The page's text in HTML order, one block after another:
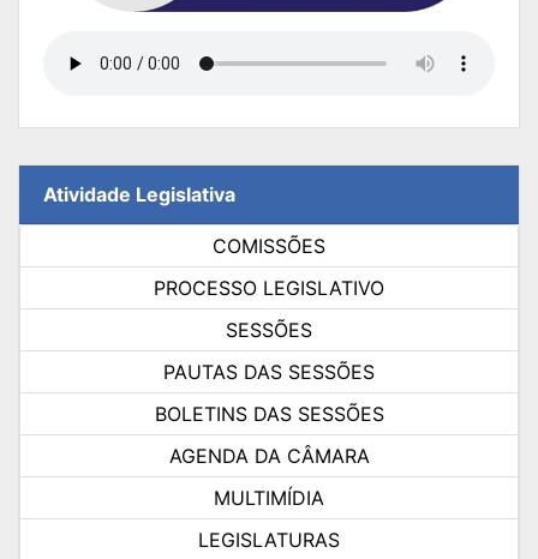
Atividade Legislativa
COMISSÕES
PROCESSO LEGISLATIVO
SESSÕES
PAUTAS DAS SESSÕES
BOLETINS DAS SESSÕES
AGENDA DA CÂMARA
MULTIMÍDIA
LEGISLATURAS